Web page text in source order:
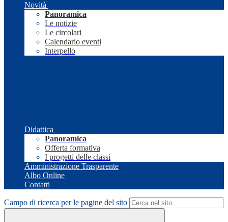
Novità
Panoramica
Le notizie
Le circolari
Calendario eventi
Interpello
Didattica
Panoramica
Offerta formativa
I progetti delle classi
Amministrazione Trasparente
Albo Online
Contatti
Campo di ricerca per le pagine del sito